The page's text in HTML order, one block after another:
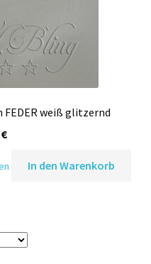
weiß glitzernd
€
In den Warenkorb